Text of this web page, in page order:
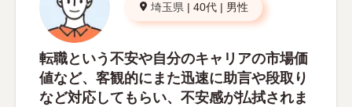
埼玉県 | 40代 | 男性
転職という不安や自分のキャリアの市場価
値など、客観的にまた迅速に助言や段取り
など対応してもらい、不安感が払拭されま